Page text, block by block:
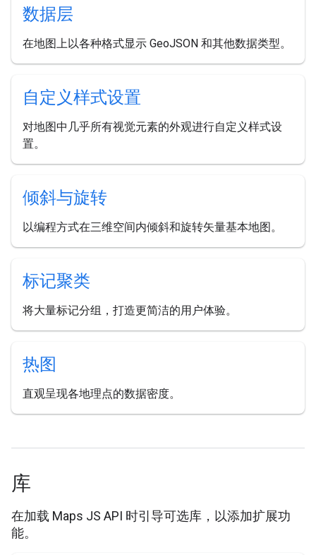
数据层
在地图上以各种格式显示 GeoJSON 和其他数据类型。
自定义样式设置
对地图中几乎所有视觉元素的外观进行自定义样式设
置。
倾斜与旋转
以编程方式在三维空间内倾斜和旋转矢量基本地图。
标记聚类
将大量标记分组，打造更简洁的用户体验。
热图
直观呈现各地理点的数据密度。
库
在加载 Maps JS API 时引导可选库，以添加扩展功
能。